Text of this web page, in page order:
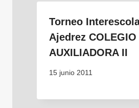
Torneo
Ajedrez COLEGIO
AUXILIADORA II
15 junio 2011